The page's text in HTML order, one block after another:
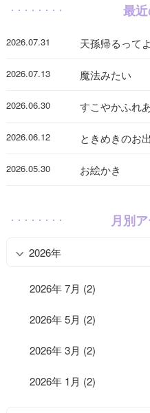
最
2026.07.31 天孫帰るって
2026.07.13 魔法みたい
2026.06.30 すこやかふれ
2026.06.12 ときめきのお
2026.05.30 お絵かき
月別
2026年
2026年 7月 (2)
2026年 5月 (2)
2026年 3月 (2)
2026年 1月 (2)